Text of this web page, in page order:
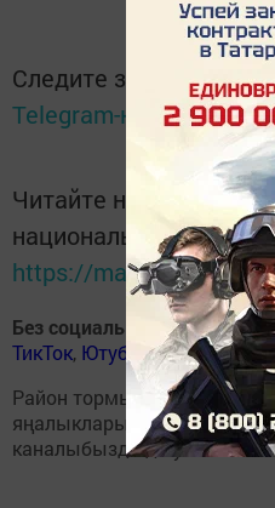
Следите за самым
Telegram-канале
Читайте новости
национальном
https://max.ru/tatmedia
Без социаль челтәрләрдә:
ТикТок, Ютуб Одноклассники
Район тормышына
яңалыкларыбызны
каналыбызда да укыгыз.